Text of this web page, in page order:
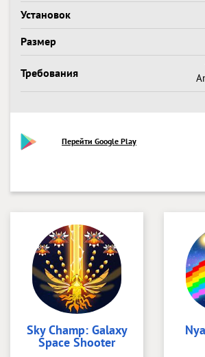
Установок
Размер
Требования
Перейти Google Play
Sky Champ: Galaxy
Space Shooter